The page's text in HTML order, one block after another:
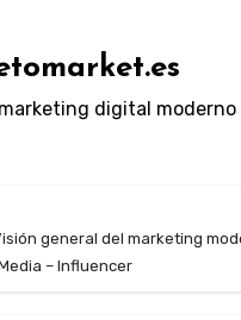
digital moderno
general del marketing
– Influencer